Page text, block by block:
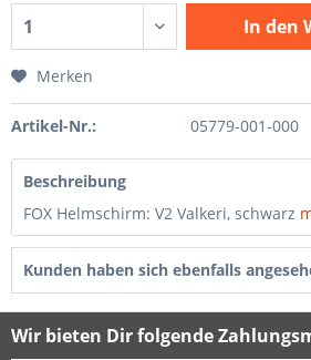
In den
Merken
Artikel-Nr.: 05779-001-000
Beschreibung
FOX Helmschirm: V2 Valkeri, schwarz
Kunden haben sich ebenfalls
Wir bieten Dir folgende